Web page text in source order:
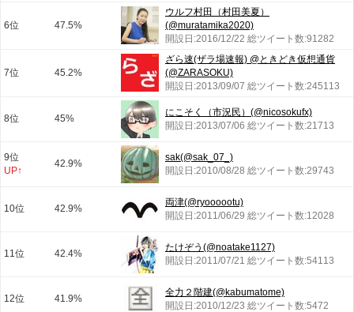
6位 47.5%
ウルフ村田（村田美夏）
(@muratamika2020)
開設日:2016/12/22 総ツイート数:91282
7位 45.2%
ざら速(ザラ場速報) @ときどき仮想通貨
(@ZARASOKU)
開設日:2013/09/07 総ツイート数:245113
8位 45%
にこそく（市況民）(@nicosokufx)
開設日:2013/07/06 総ツイート数:21713
9位
UP↑
42.9%
sak(@sak_07_)
開設日:2010/08/28 総ツイート数:29743
10位 42.9%
両津(@ryoooootu)
開設日:2011/06/29 総ツイート数:12028
11位 42.4%
たけぞう(@noatake1127)
開設日:2011/07/21 総ツイート数:54113
12位 41.9%
全力２階建(@kabumatome)
開設日:2010/12/23 総ツイート数:5472